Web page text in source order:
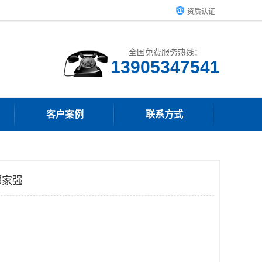
资质认证
全国免费服务热线：
13905347541
客户案例 联系方式
强